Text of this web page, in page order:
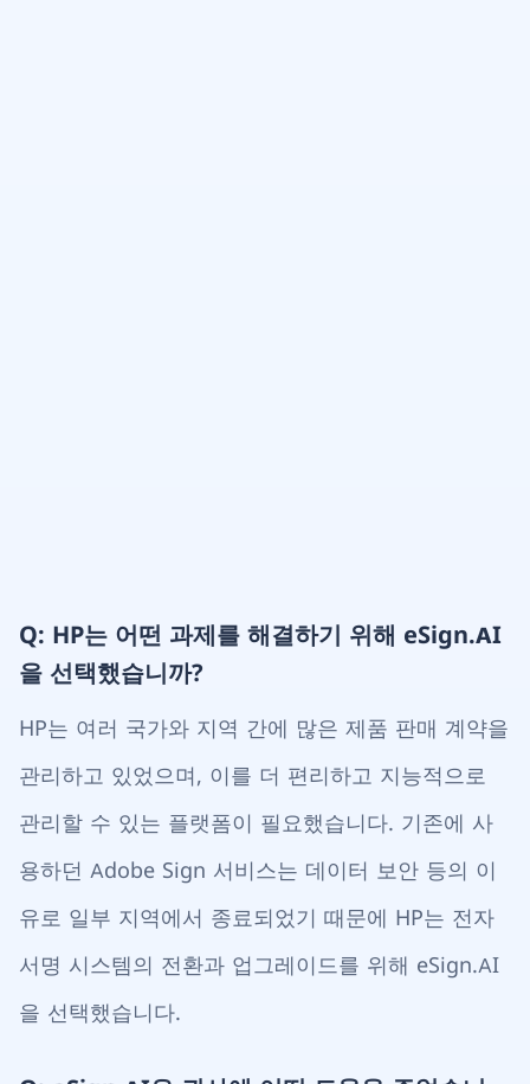
Q: HP는 어떤 과제를 해결하기 위해 eSign.AI
을 선택했습니까?
HP는 여러 국가와 지역 간에 많은 제품 판매 계약을
관리하고 있었으며, 이를 더 편리하고 지능적으로
관리할 수 있는 플랫폼이 필요했습니다. 기존에 사
용하던 Adobe Sign 서비스는 데이터 보안 등의 이
유로 일부 지역에서 종료되었기 때문에 HP는 전자
서명 시스템의 전환과 업그레이드를 위해 eSign.AI
을 선택했습니다.